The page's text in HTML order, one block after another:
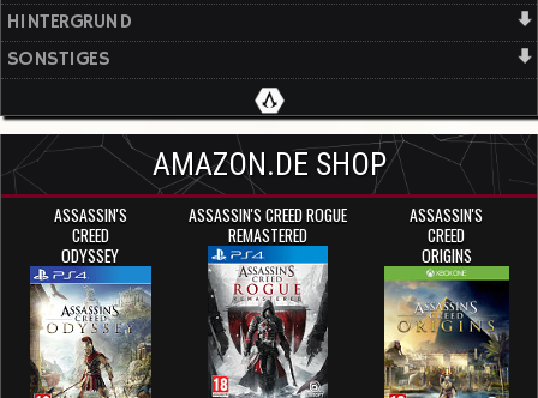
HINTERGRUND
SONSTIGES
AMAZON.DE SHOP
ASSASSIN'S
CREED
ODYSSEY
ASSASSIN'S CREED ROGUE
REMASTERED
ASSASSIN'S
CREED
ORIGINS